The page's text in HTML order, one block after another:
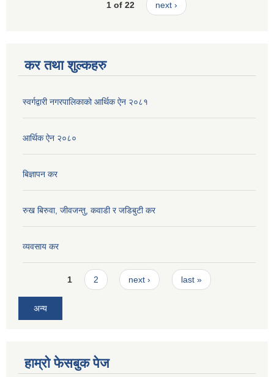
1 of 22 next ›
कर तथा शुल्कहरु
स्वर्गद्वारी नगरपालिकाको आर्थिक ऐन २०८१
आर्थिक ऐन २०८०
बिज्ञापन कर
रुख बिरुवा, जीवजन्तु, कवाडी र जडिबुटी कर
व्यवसाय कर
Pages1 2 next › last »
अन्य
हाम्रो फेसबुक पेज